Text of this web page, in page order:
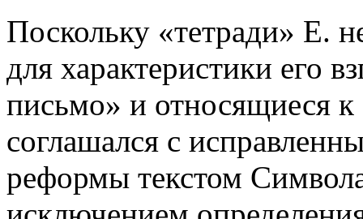
Поскольку «тетради» Е.
для характеристики его
письмо» и относящиеся
соглашался с
реформы текстом